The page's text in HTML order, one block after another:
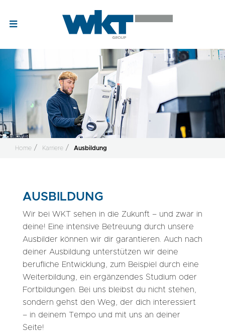
Home Karriere Ausbildung
AUSBILDUNG
Wir bei WKT sehen in die Zukunft – und zwar in
deine! Eine intensive Betreuung durch unsere
Ausbilder können wir dir garantieren. Auch nach
deiner Ausbildung unterstützen wir deine
berufliche Entwicklung, zum Beispiel durch eine
Weiterbildung, ein ergänzendes Studium oder
Fortbildungen. Bei uns bleibst du nicht stehen,
sondern gehst den Weg, der dich interessiert
– in deinem Tempo und mit uns an deiner
Seite!